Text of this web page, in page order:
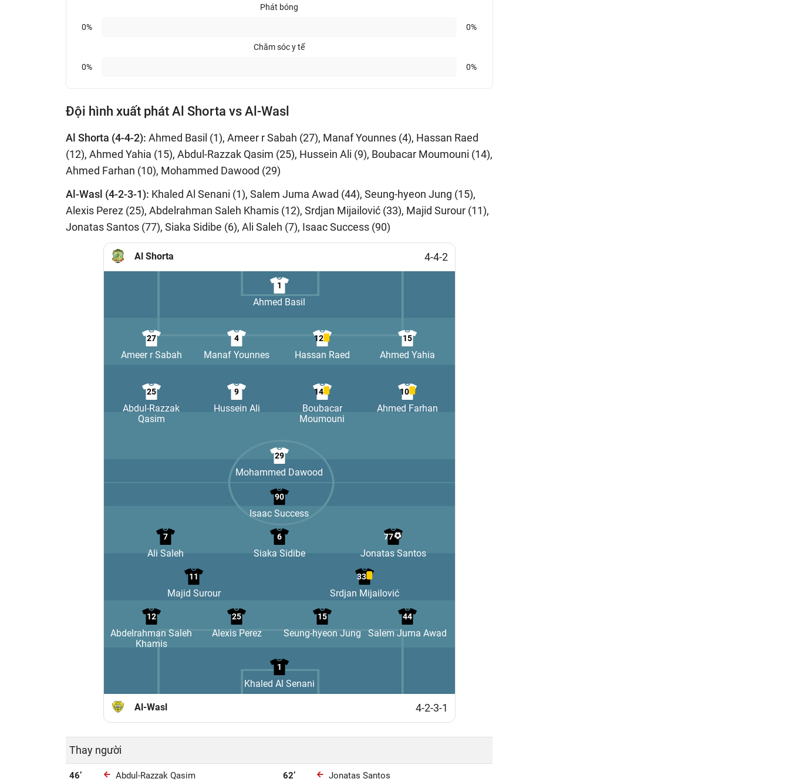
Phát bóng
0% 0%
Chăm sóc y tế
0% 0%
Đội hình xuất phát Al Shorta vs Al-Wasl
Al Shorta (4-4-2): Ahmed Basil (1), Ameer r Sabah (27), Manaf Younnes (4), Hassan Raed
(12), Ahmed Yahia (15), Abdul-Razzak Qasim (25), Hussein Ali (9), Boubacar Moumouni (14),
Ahmed Farhan (10), Mohammed Dawood (29)
Al-Wasl (4-2-3-1): Khaled Al Senani (1), Salem Juma Awad (44), Seung-hyeon Jung (15),
Alexis Perez (25), Abdelrahman Saleh Khamis (12), Srdjan Mijailović (33), Majid Surour (11),
Jonatas Santos (77), Siaka Sidibe (6), Ali Saleh (7), Isaac Success (90)
Al Shorta 4-4-2
1
Ahmed Basil
27
Ameer r Sabah
4
Manaf Younnes
12
Hassan Raed
15
Ahmed Yahia
25
Abdul-Razzak
Qasim
9
Hussein Ali
14
Boubacar
Moumouni
10
Ahmed Farhan
29
Mohammed Dawood
90
Isaac Success
7
Ali Saleh
6
Siaka Sidibe
77
Jonatas Santos
11
Majid Surour
33
Srdjan Mijailović
12
Abdelrahman Saleh
Khamis
25
Alexis Perez
15
Seung-hyeon Jung
44
Salem Juma Awad
1
Khaled Al Senani
Al-Wasl 4-2-3-1
Thay người
46’ Abdul-Razzak Qasim 62’ Jonatas Santos